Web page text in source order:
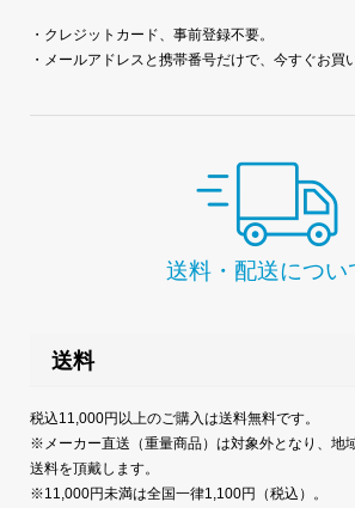
・クレジットカード、事前登録不要。
・メールアドレスと携帯番号だけで、今すぐお買
送料・配送につい
送料
税込11,000円以上のご購入は送料無料です。
※メーカー直送（重量商品）は対象外となり、地
送料を頂戴します。
※11,000円未満は全国一律1,100円（税込）。